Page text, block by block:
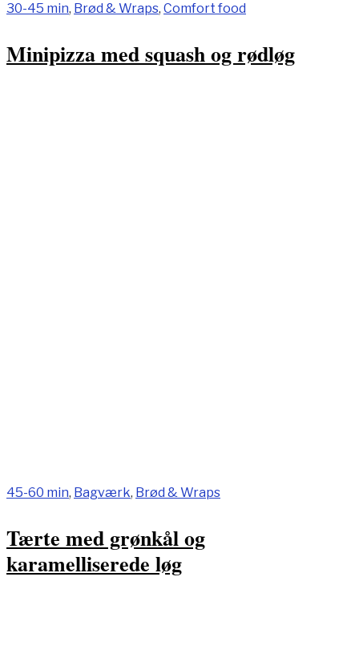
30-45 min, Brød & Wraps, Comfort food
Minipizza med squash og rødløg
45-60 min, Bagværk, Brød & Wraps
Tærte med grønkål og
karamelliserede løg